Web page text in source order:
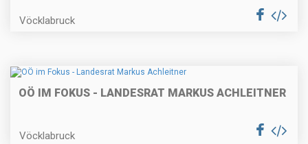
Vöcklabruck
OÖ IM FOKUS - LANDESRAT MARKUS ACHLEITNER
Vöcklabruck